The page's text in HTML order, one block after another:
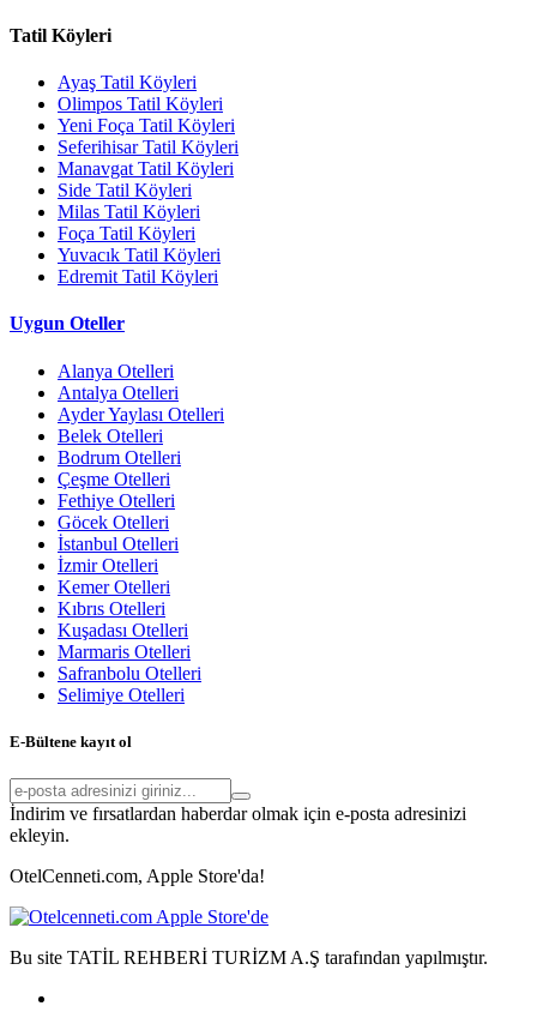
Tatil Köyleri
Ayaş Tatil Köyleri
Olimpos Tatil Köyleri
Yeni Foça Tatil Köyleri
Seferihisar Tatil Köyleri
Manavgat Tatil Köyleri
Side Tatil Köyleri
Milas Tatil Köyleri
Foça Tatil Köyleri
Yuvacık Tatil Köyleri
Edremit Tatil Köyleri
Uygun Oteller
Alanya Otelleri
Antalya Otelleri
Ayder Yaylası Otelleri
Belek Otelleri
Bodrum Otelleri
Çeşme Otelleri
Fethiye Otelleri
Göcek Otelleri
İstanbul Otelleri
İzmir Otelleri
Kemer Otelleri
Kıbrıs Otelleri
Kuşadası Otelleri
Marmaris Otelleri
Safranbolu Otelleri
Selimiye Otelleri
E-Bültene kayıt ol
İndirim ve fırsatlardan haberdar olmak için e-posta adresinizi
ekleyin.
OtelCenneti.com, Apple Store'da!
Bu site TATİL REHBERİ TURİZM A.Ş tarafından yapılmıştır.